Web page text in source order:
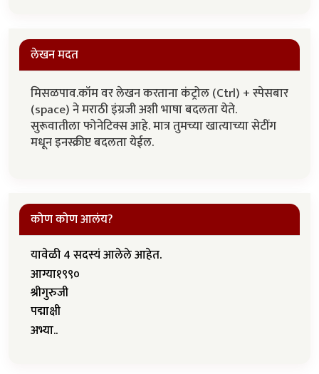
लेखन मदत
मिसळपाव.कॉम वर लेखन करताना कंट्रोल (Ctrl) + स्पेसबार
(space) ने मराठी इंग्रजी अशी भाषा बदलता येते.
सुरूवातीला फोनेटिक्स आहे. मात्र तुमच्या खात्याच्या सेटींग
मधून इनस्क्रीप्ट बदलता येईल.
कोण कोण आलंय?
यावेळी 4 सदस्यं आलेले आहेत.
आग्या१९९०
श्रीगुरुजी
पद्माक्षी
अभ्या..